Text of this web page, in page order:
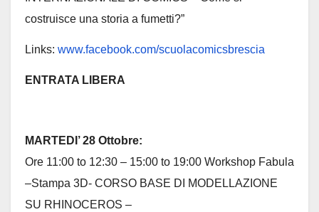
costruisce una storia a fumetti?”
Links: www.facebook.com/scuolacomicsbrescia
ENTRATA LIBERA
MARTEDI’ 28 Ottobre:
Ore 11:00 to 12:30 – 15:00 to 19:00 Workshop Fabula
–Stampa 3D- CORSO BASE DI MODELLAZIONE
SU RHINOCEROS –